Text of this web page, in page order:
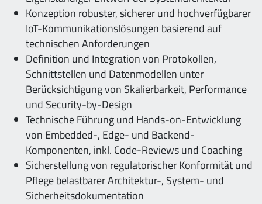
Konzeption robuster, sicherer und hochverfügbarer
IoT-Kommunikationslösungen basierend auf
technischen Anforderungen
Definition und Integration von Protokollen,
Schnittstellen und Datenmodellen unter
Berücksichtigung von Skalierbarkeit, Performance
und Security-by-Design
Technische Führung und Hands-on-Entwicklung
von Embedded-, Edge- und Backend-
Komponenten, inkl. Code-Reviews und Coaching
Sicherstellung von regulatorischer Konformität und
Pflege belastbarer Architektur-, System- und
Sicherheitsdokumentation